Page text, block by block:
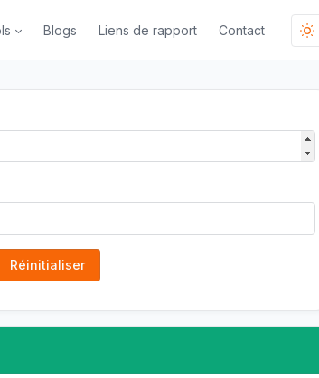
Blogs Liens de rapport Contact
Réinitialiser